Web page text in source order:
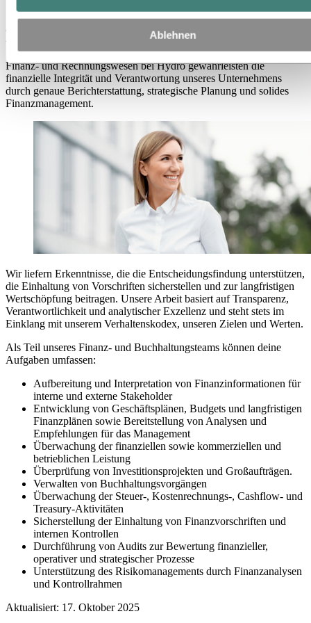
Ablehnen
Finanz- und Rechnungswesen
Finanz- und Rechnungswesen bei Hydro gewährleisten die
finanzielle Integrität und Verantwortung unseres Unternehmens
durch genaue Berichterstattung, strategische Planung und solides
Finanzmanagement.
Wir liefern Erkenntnisse, die die Entscheidungsfindung unterstützen,
die Einhaltung von Vorschriften sicherstellen und zur langfristigen
Wertschöpfung beitragen. Unsere Arbeit basiert auf Transparenz,
Verantwortlichkeit und analytischer Exzellenz und steht stets im
Einklang mit unserem Verhaltenskodex, unseren Zielen und Werten.
Als Teil unseres Finanz- und Buchhaltungsteams können deine
Aufgaben umfassen:
Aufbereitung und Interpretation von Finanzinformationen für
interne und externe Stakeholder
Entwicklung von Geschäftsplänen, Budgets und langfristigen
Finanzplänen sowie Bereitstellung von Analysen und
Empfehlungen für das Management
Überwachung der finanziellen sowie kommerziellen und
betrieblichen Leistung
Überprüfung von Investitionsprojekten und Großaufträgen.
Verwalten von Buchhaltungsvorgängen
Überwachung der Steuer-, Kostenrechnungs-, Cashflow- und
Treasury-Aktivitäten
Sicherstellung der Einhaltung von Finanzvorschriften und
internen Kontrollen
Durchführung von Audits zur Bewertung finanzieller,
operativer und strategischer Prozesse
Unterstützung des Risikomanagements durch Finanzanalysen
und Kontrollrahmen
Aktualisiert: 17. Oktober 2025